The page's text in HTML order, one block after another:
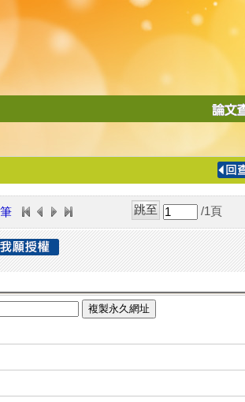
導
/1 頁
複製永久網址